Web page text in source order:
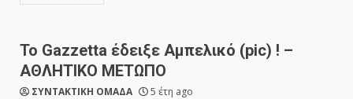
Το Gazzetta έδειξε Αμπελικό (pic) ! –
ΑΘΛΗΤΙΚΟ ΜΕΤΩΠΟ
ΣΥΝΤΑΚΤΙΚΗ ΟΜΑΔΑ 5 έτη ago